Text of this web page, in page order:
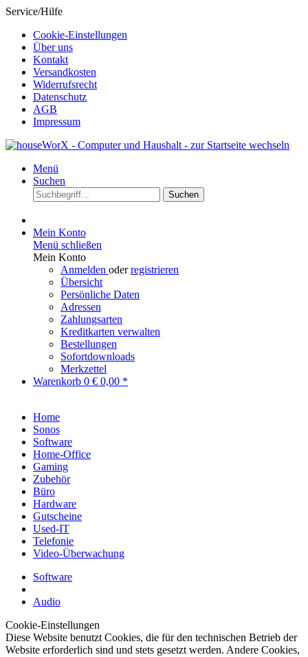
Service/Hilfe
Cookie-Einstellungen
Über uns
Kontakt
Versandkosten
Widerrufsrecht
Datenschutz
AGB
Impressum
Menü
Suchen
Suchen
Mein Konto
Menü schließen
Mein Konto
Anmelden oderregistrieren
Übersicht
Persönliche Daten
Adressen
Zahlungsarten
Kreditkarten verwalten
Bestellungen
Sofortdownloads
Merkzettel
Warenkorb 0 € 0,00 *
Home
Sonos
Software
Home-Office
Gaming
Zubehör
Büro
Hardware
Gutscheine
Used-IT
Telefonie
Video-Überwachung
Software
Audio
Cookie-Einstellungen
Diese Website benutzt Cookies, die für den technischen Betrieb der
Website erforderlich sind und stets gesetzt werden. Andere Cookies,